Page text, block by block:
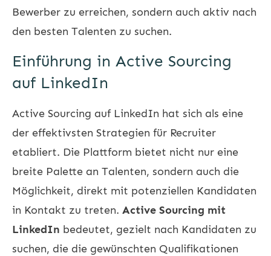
Bewerber zu erreichen, sondern auch aktiv nach
den besten Talenten zu suchen.
Einführung in Active Sourcing
auf LinkedIn
Active Sourcing auf LinkedIn hat sich als eine
der effektivsten Strategien für Recruiter
etabliert. Die Plattform bietet nicht nur eine
breite Palette an Talenten, sondern auch die
Möglichkeit, direkt mit potenziellen Kandidaten
in Kontakt zu treten. Active Sourcing mit
LinkedIn bedeutet, gezielt nach Kandidaten zu
suchen, die die gewünschten Qualifikationen